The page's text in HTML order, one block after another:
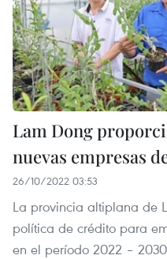
Lam Dong
nuevas empresas
26/10/2022 03:53
La provincia altiplana de
política de crédito para
en el período 2022 –